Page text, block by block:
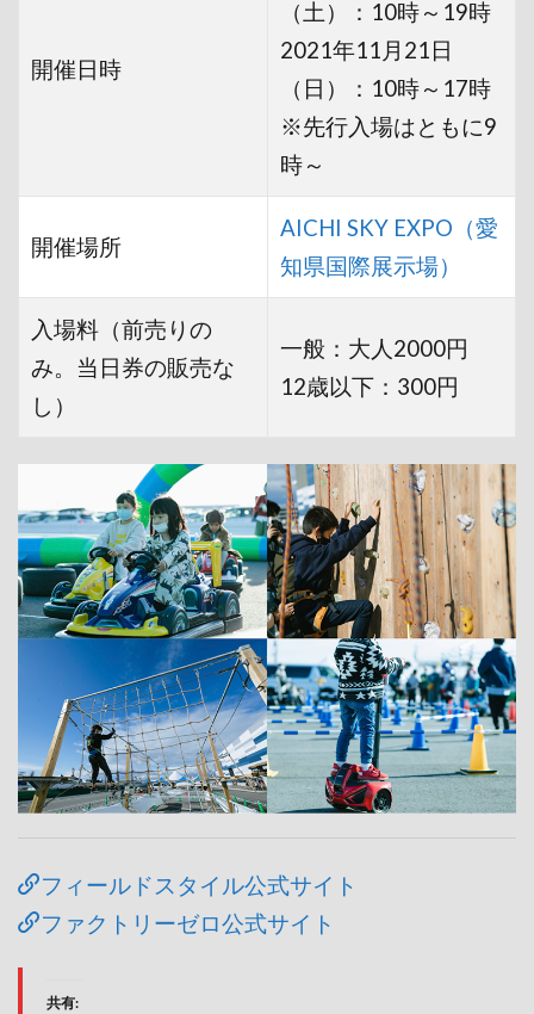
開催日時
（土）：10時～19時
2021年11月21日
（日）：10時～17時
※先行入場はともに9
時～
開催場所
AICHI SKY EXPO（愛
知県国際展示場）
入場料（前売りの
み。当日券の販売な
し）
一般：大人2000円
12歳以下：300円
フィールドスタイル公式サイト
ファクトリーゼロ公式サイト
共有: